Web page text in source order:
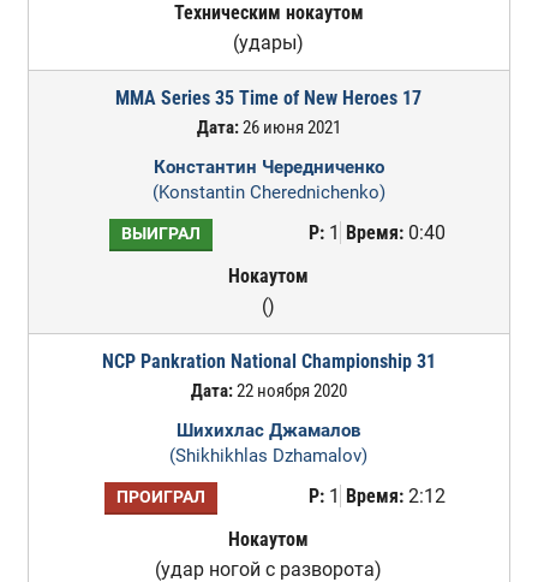
Техническим нокаутом
(удары)
MMA Series 35 Time of New Heroes 17
Дата:26 июня 2021
Константин Чередниченко
(Konstantin Cherednichenko)
ВЫИГРАЛ Р:1 Время:0:40
Нокаутом
()
NCP Pankration National Championship 31
Дата:22 ноября 2020
Шихихлас Джамалов
(Shikhikhlas Dzhamalov)
ПРОИГРАЛ Р:1 Время:2:12
Нокаутом
(удар ногой с разворота)